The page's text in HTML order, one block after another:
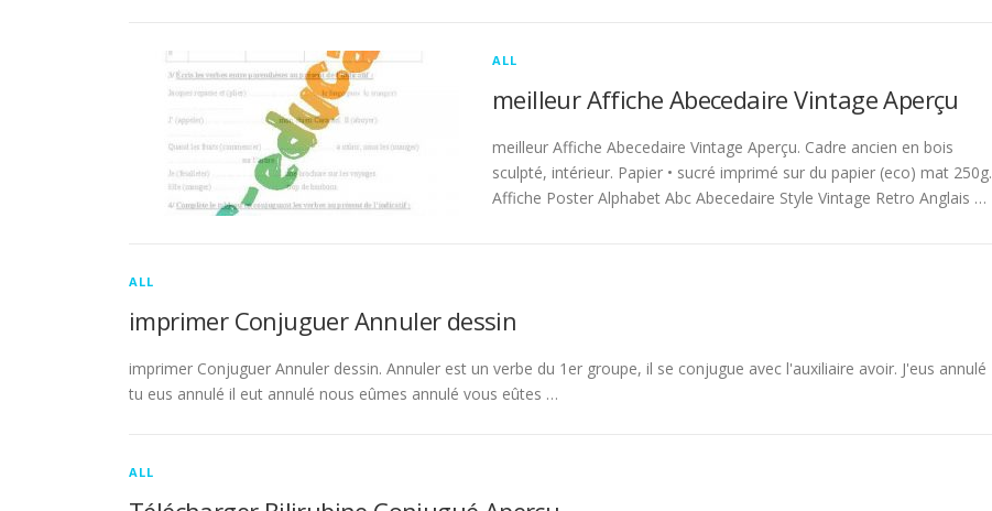
ALL
meilleur Affiche Abecedaire Vintage Aperçu
meilleur Affiche Abecedaire Vintage Aperçu. Cadre ancien en bois
sculpté, intérieur. Papier • sucré imprimé sur du papier (eco) mat 250g.
Affiche Poster Alphabet Abc Abecedaire Style Vintage Retro Anglais …
ALL
imprimer Conjuguer Annuler dessin
imprimer Conjuguer Annuler dessin. Annuler est un verbe du 1er groupe, il se conjugue avec l'auxiliaire avoir. J'eus annulé
tu eus annulé il eut annulé nous eûmes annulé vous eûtes …
ALL